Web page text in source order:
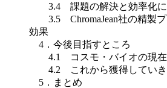
3.4 課題の解決と効率化に
3.5 ChromaJean社の精製プ
効果
4．今後目指すところ
4.1 コスモ・バイオの現在
4.2 これから獲得していき
5．まとめ